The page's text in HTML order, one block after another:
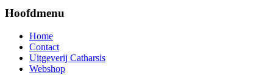
Hoofdmenu
Home
Contact
Uitgeverij Catharsis
Webshop